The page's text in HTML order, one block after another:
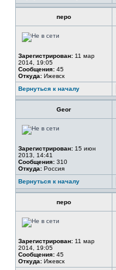
перо
Зарегистрирован: 11 мар
2014, 19:05
Сообщения: 45
Откуда: Ижевск
Вернуться к началу
Geor
Зарегистрирован: 15 июн
2013, 14:41
Сообщения: 310
Откуда: Россия
Вернуться к началу
перо
Зарегистрирован: 11 мар
2014, 19:05
Сообщения: 45
Откуда: Ижевск